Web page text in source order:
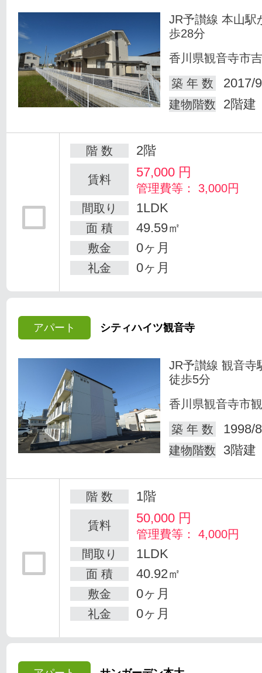
JR予讃線 本山駅
歩28分
香川県観音寺市
築 年 数
2017/
建物階数 2階建
階 数 2階
賃料 57,000 円
管理費等： 3,000円
間取り
1LDK
面 積 49.59㎡
敷金 0ヶ月
礼金 0ヶ月
アパート シティハイツ観音寺
JR予讃線 観音寺
徒歩5分
香川県観音寺市
築 年 数
1998/
建物階数 3階建
階 数 1階
賃料 50,000 円
管理費等： 4,000円
間取り
1LDK
面 積 40.92㎡
敷金 0ヶ月
礼金 0ヶ月